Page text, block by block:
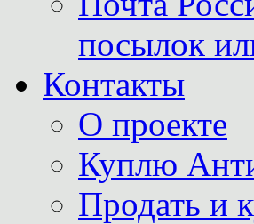
посылок
Контакты
О проекте
Куплю
Продать и